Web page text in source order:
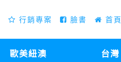
行銷專案 臉書 首頁
歐美紐澳 台灣